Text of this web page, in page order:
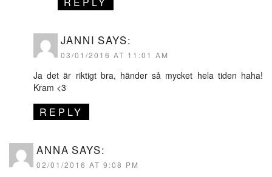
JANNI SAYS:
03/01/2016 AT 11:01 AM
Ja det är riktigt bra, händer så mycket hela tiden haha!
Kram <3
REPLY
ANNA SAYS:
02/01/2016 AT 9:08 PM